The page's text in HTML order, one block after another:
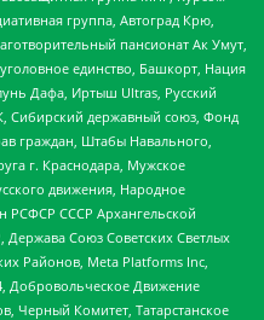
группа, Автоград Крю,
пансионат Ак Умут,
единство, Башкорт, Нация
Дафа, Иртыш Ultras, Русский
Сибирский державный союз, Фонд
граждан, Штабы Навального,
г. Краснодара, Мужское
движения, Народное
РСФСР СССР Архангельской
Союз Советских Светлых
Районов, Meta Platforms Inc,
Добровольческое Движение
Черный Комитет, Татарстанское